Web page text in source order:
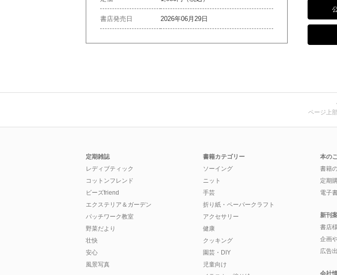
書店発売日 2026年06月29日
ページ上
定期雑誌
レディブティック
コットンフレンド
ビーズfriend
エクステリア＆ガーデン
パッチワーク教室
野菜だより
壮快
安心
風景写真
書籍カテゴリー
ソーイング
ニット
手芸
折り紙・ペーパークラフト
アクセサリー
健康
クッキング
園芸・DIY
児童向け
本の
書籍
定期
電子
新刊
書店
企画
広告
会社